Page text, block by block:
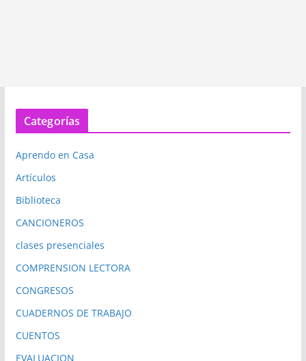
Categorías
Aprendo en Casa
Artículos
Biblioteca
CANCIONEROS
clases presenciales
COMPRENSION LECTORA
CONGRESOS
CUADERNOS DE TRABAJO
CUENTOS
EVALUACION